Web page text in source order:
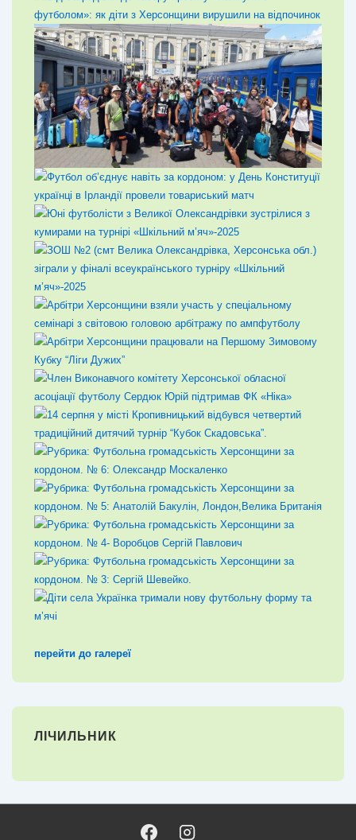
перейти до галереї
ЛІЧИЛЬНИК